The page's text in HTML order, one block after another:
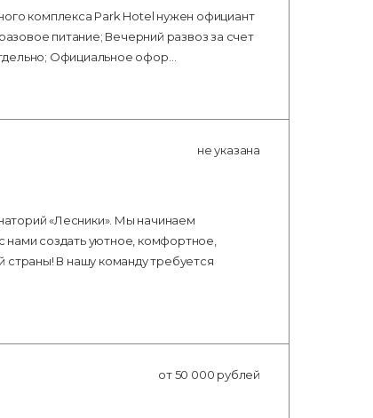
комплекса Park Hotel нужен официант
питание; Вечерний развоз за счет
Официальное офор…
не указана
«Лесники». Мы начинаем
создать уютное, комфортное,
страны! В нашу команду требуется
от 50 000 рублей